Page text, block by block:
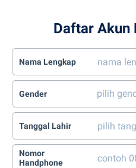
Daftar Akun
Nama Lengkap
Gender
Tanggal Lahir
Nomor
Handphone